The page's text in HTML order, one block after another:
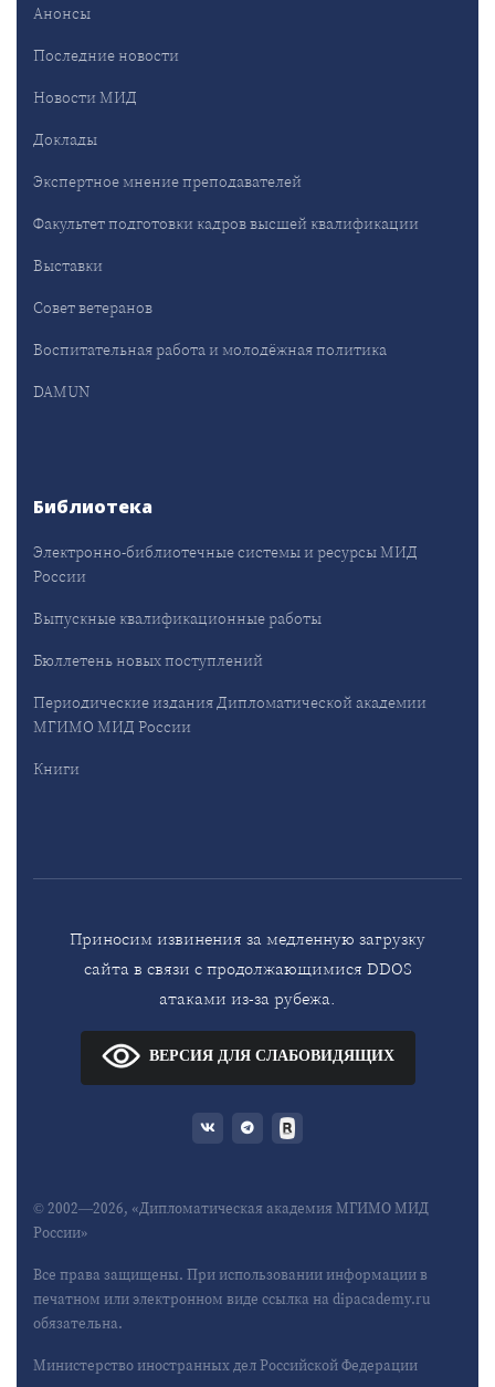
Анонсы
Последние новости
Новости МИД
Доклады
Экспертное мнение преподавателей
Факультет подготовки кадров высшей квалификации
Выставки
Совет ветеранов
Воспитательная работа и молодёжная политика
DAMUN
Библиотека
Электронно-библиотечные системы и ресурсы МИД
России
Выпускные квалификационные работы
Бюллетень новых поступлений
Периодические издания Дипломатической академии
МГИМО МИД России
Книги
Приносим извинения за медленную загрузку
сайта в связи с продолжающимися DDOS
атаками из-за рубежа.
ВЕРСИЯ ДЛЯ СЛАБОВИДЯЩИХ
© 2002—2026, «Дипломатическая академия МГИМО МИД
России»
Все права защищены. При использовании информации в
печатном или электронном виде ссылка на dipacademy.ru
обязательна.
Министерство иностранных дел Российской Федерации